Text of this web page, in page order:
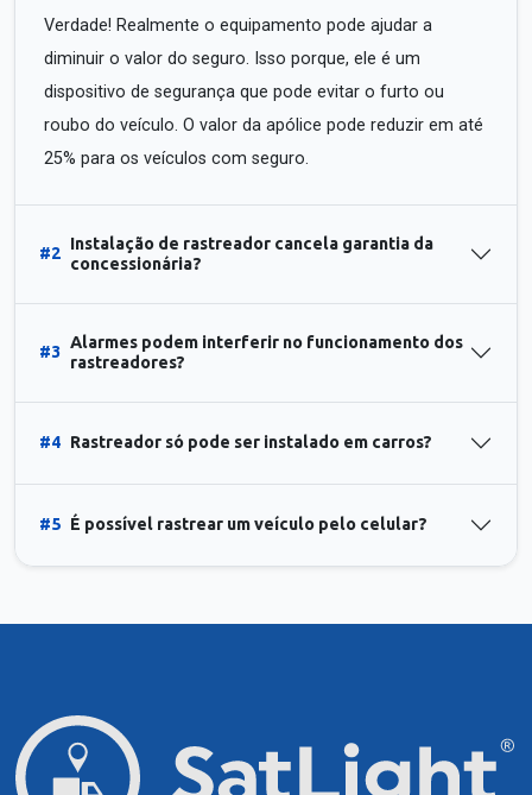
Verdade! Realmente o equipamento pode ajudar a
diminuir o valor do seguro. Isso porque, ele é um
dispositivo de segurança que pode evitar o furto ou
roubo do veículo. O valor da apólice pode reduzir em até
25% para os veículos com seguro.
#2
Instalação de rastreador cancela garantia da
concessionária?
#3
Alarmes podem interferir no funcionamento dos
rastreadores?
#4 Rastreador só pode ser instalado em carros?
#5 É possível rastrear um veículo pelo celular?